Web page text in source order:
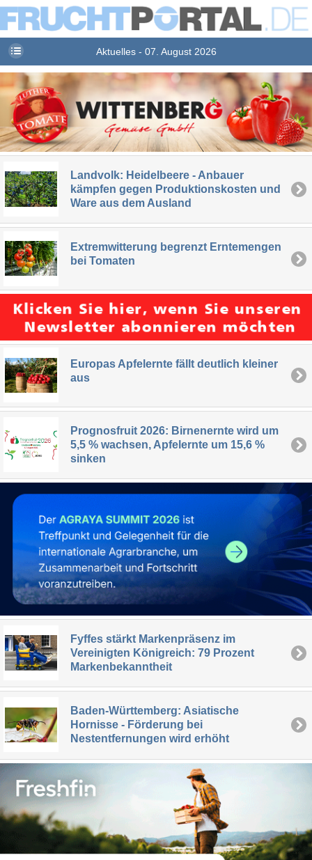
Aktuelles - 07. August 2026
Landvolk: Heidelbeere - Anbauer
kämpfen gegen Produktionskosten und
Ware aus dem Ausland
Extremwitterung begrenzt Erntemengen
bei Tomaten
Europas Apfelernte fällt deutlich kleiner
aus
Prognosfruit 2026: Birnenernte wird um
5,5 % wachsen, Apfelernte um 15,6 %
sinken
Fyffes stärkt Markenpräsenz im
Vereinigten Königreich: 79 Prozent
Markenbekanntheit
Baden-Württemberg: Asiatische
Hornisse - Förderung bei
Nestentfernungen wird erhöht